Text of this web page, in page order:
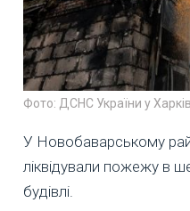
Фото: ДСНС України у
У Новобаварському
ліквідували пожежу в
будівлі.